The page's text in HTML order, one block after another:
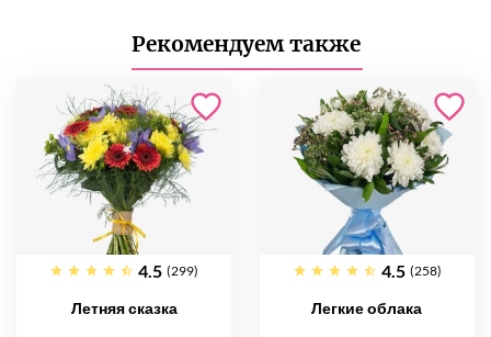
Рекомендуем также
4.5 (299)
Летняя сказка
4.5 (258)
Легкие облака